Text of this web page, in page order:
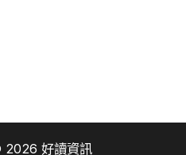
好讀資訊